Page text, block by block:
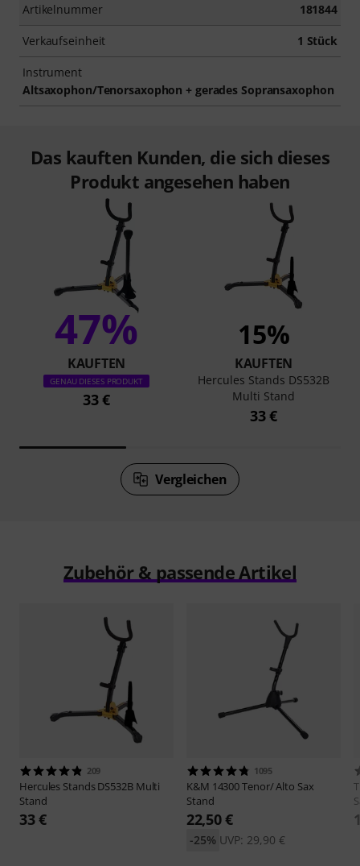
Artikelnummer 181844
Verkaufseinheit 1 Stück
Instrument
Altsaxophon/Tenorsaxophon + gerades Sopransaxophon
Das kauften Kunden, die sich dieses
Produkt angesehen haben
47%
KAUFTEN
GENAU DIESES PRODUKT
33 €
15%
KAUFTEN
Hercules Stands DS532B
Multi Stand
33 €
Vergleichen
Zubehör & passende Artikel
209
Hercules StandsDS532B Multi
Stand
33 €
1095
K&M 14300 Tenor/ Alto Sax
Stand
22,50 €
UVP: 29,90 €
-25%